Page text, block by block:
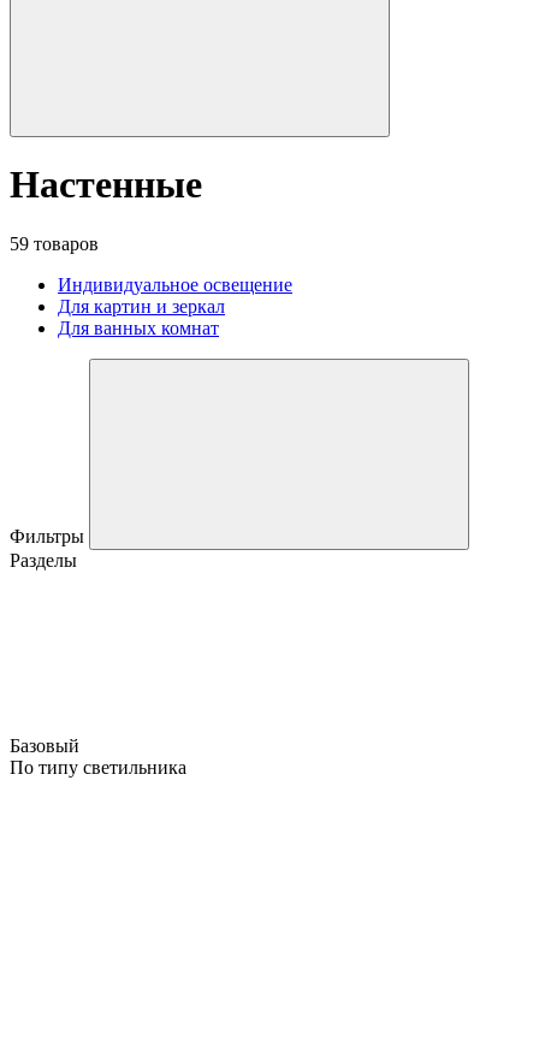
Настенные
59 товаров
Индивидуальное освещение
Для картин и зеркал
Для ванных комнат
Фильтры
Разделы
Базовый
По типу светильника